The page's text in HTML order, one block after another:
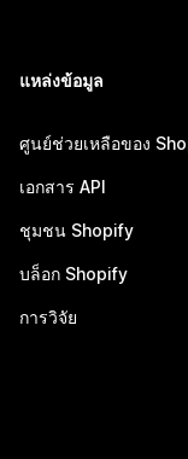
แหล่งข้อมูล
ศูนย์ช่วยเหลือของ
เอกสาร API
ชุมชน Shopify
บล็อก Shopify
การวิจัย